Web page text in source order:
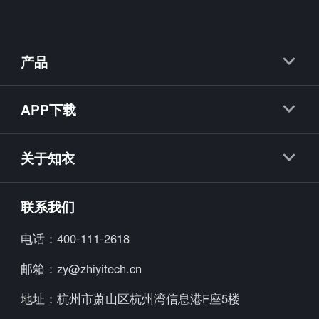
产品
知款
知小布
知小衣
海外探款
美念
炼丹炉
APP下载
海外探款APP
关于知衣
加入我们
行业资讯
公司动态
联系我们
电话： 400-111-2618
邮箱： zy@zhiyitech.cn
地址： 杭州市萧山区杭州湾信息港F座5楼